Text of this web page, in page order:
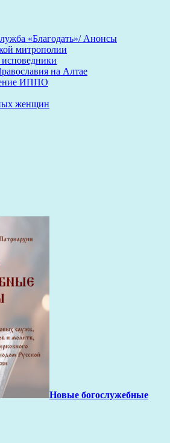
«Благодать»/ Анонсы
митрополии
на Алтае
ИППО
женщин
Новые богослужебные